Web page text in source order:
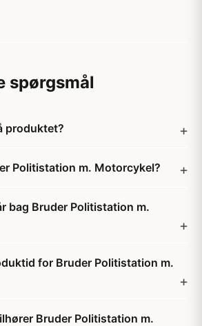
spørgsmål
produktet?
Politistation m. Motorcykel?
bag Bruder Politistation m.
for Bruder Politistation m.
Bruder Politistation m.